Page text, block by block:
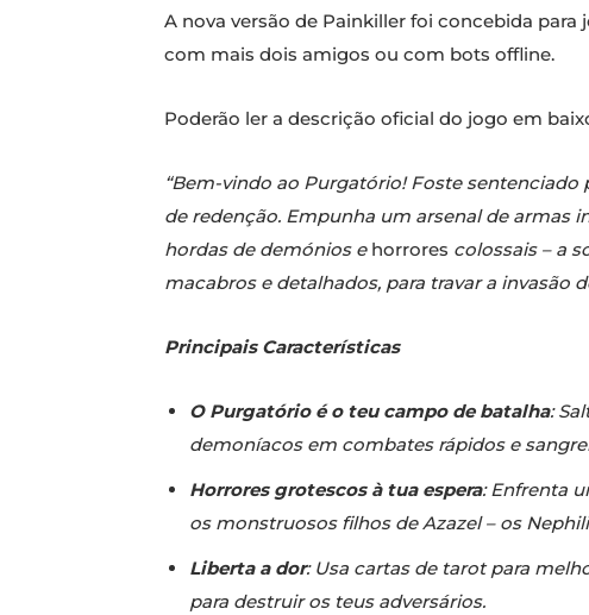
A nova versão de Painkiller foi concebida
com mais dois amigos ou com bots offline.
Poderão ler a descrição oficial do jogo em
“Bem-vindo ao Purgatório! Foste
de redenção. Empunha um arsenal de armas
hordas de demónios e horrores colossais – a
macabros e detalhados, para travar a invasão
Principais Características
O Purgatório é o teu campo de batalha:
demoníacos em combates rápidos e
Horrores grotescos à tua espera: Enfrenta
os monstruosos filhos de Azazel – os
Liberta a dor: Usa cartas de tarot para
para destruir os teus adversários.